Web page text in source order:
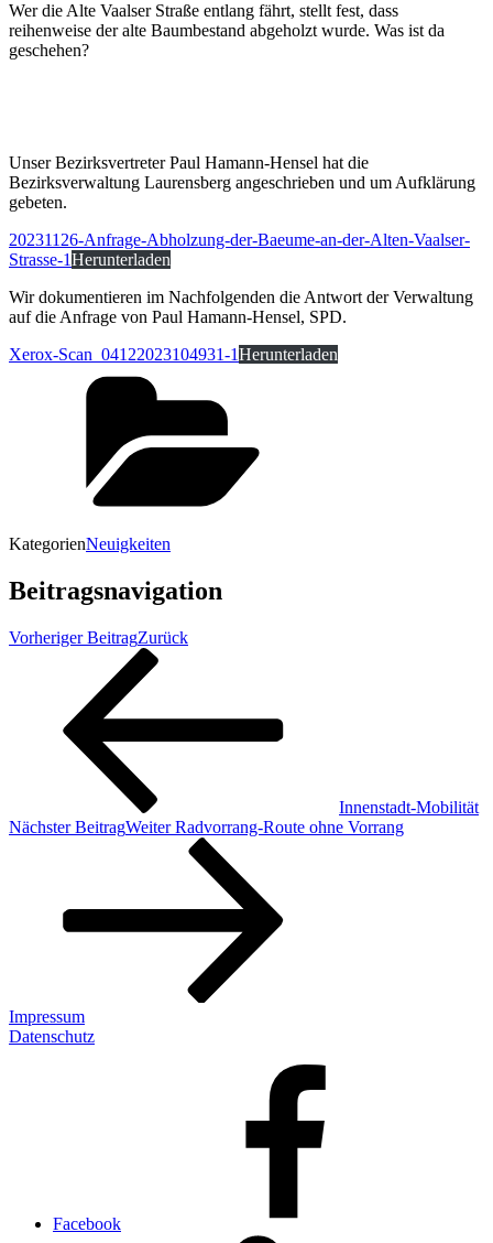
Wer die Alte Vaalser Straße entlang fährt, stellt fest, dass
reihenweise der alte Baumbestand abgeholzt wurde. Was ist da
geschehen?
Unser Bezirksvertreter Paul Hamann-Hensel hat die
Bezirksverwaltung Laurensberg angeschrieben und um Aufklärung
gebeten.
20231126-Anfrage-Abholzung-der-Baeume-an-der-Alten-Vaalser-
Strasse-1Herunterladen
Wir dokumentieren im Nachfolgenden die Antwort der Verwaltung
auf die Anfrage von Paul Hamann-Hensel, SPD.
Xerox-Scan_04122023104931-1Herunterladen
KategorienNeuigkeiten
Beitragsnavigation
Vorheriger BeitragZurück
Innenstadt-Mobilität
Nächster BeitragWeiter Radvorrang-Route ohne Vorrang
Impressum
Datenschutz
Facebook